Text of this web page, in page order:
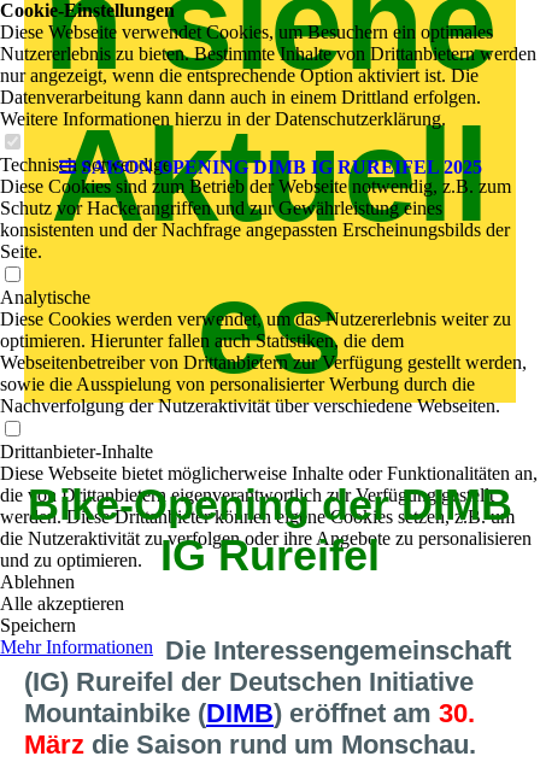
SAISON OPENING DIMB IG RUREIFEL 2025
Aktuell
es
Bike-Opening der DIMB
IG Rureifel
Die Interessengemeinschaft
(IG) Rureifel der Deutschen Initiative
Mountainbike (DIMB) eröffnet am 30.
März die Saison rund um Monschau.
Cookie-Einstellungen
Diese Webseite verwendet Cookies, um Besuchern ein optimales
Nutzererlebnis zu bieten. Bestimmte Inhalte von Drittanbietern werden
nur angezeigt, wenn die entsprechende Option aktiviert ist. Die
Datenverarbeitung kann dann auch in einem Drittland erfolgen.
Weitere Informationen hierzu in der Datenschutzerklärung.
Technisch notwendige
Diese Cookies sind zum Betrieb der Webseite notwendig, z.B. zum
Schutz vor Hackerangriffen und zur Gewährleistung eines
konsistenten und der Nachfrage angepassten Erscheinungsbilds der
Seite.
Analytische
Diese Cookies werden verwendet, um das Nutzererlebnis weiter zu
optimieren. Hierunter fallen auch Statistiken, die dem
Webseitenbetreiber von Drittanbietern zur Verfügung gestellt werden,
sowie die Ausspielung von personalisierter Werbung durch die
Nachverfolgung der Nutzeraktivität über verschiedene Webseiten.
Drittanbieter-Inhalte
Diese Webseite bietet möglicherweise Inhalte oder Funktionalitäten an,
die von Drittanbietern eigenverantwortlich zur Verfügung gestellt
werden. Diese Drittanbieter können eigene Cookies setzen, z.B. um
die Nutzeraktivität zu verfolgen oder ihre Angebote zu personalisieren
und zu optimieren.
Ablehnen
Alle akzeptieren
Speichern
Mehr Informationen